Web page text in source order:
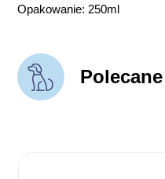
Opakowanie: 250ml